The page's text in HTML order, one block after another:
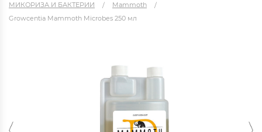
МИКОРИЗА И БАКТЕРИИ
Mammoth
Growcentia Mammoth Microbes 250 мл